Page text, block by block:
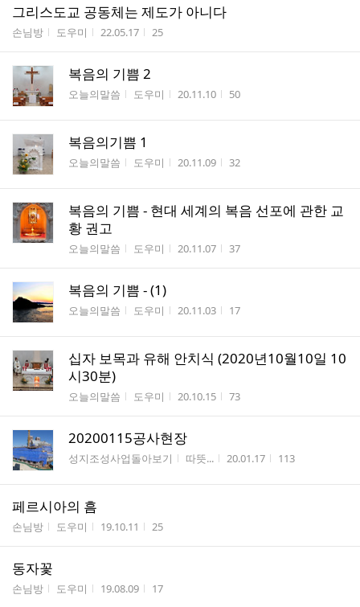
그리스도교 공동체는 제도가 아니다
게시판명
손님방 작성자
도우미 작성시간
22.05.17 조회수
25
복음의 기쁨 2
게시판명
오늘의말씀 작성자
도우미 작성시간
20.11.10 조회수
50
복음의기쁨 1
게시판명
오늘의말씀 작성자
도우미 작성시간
20.11.09 조회수
32
복음의 기쁨 - 현대 세계의 복음 선포에 관한 교
황 권고
게시판명
오늘의말씀 작성자
도우미 작성시간
20.11.07 조회수
37
복음의 기쁨 - (1)
게시판명
오늘의말씀 작성자
도우미 작성시간
20.11.03 조회수
17
십자 보목과 유해 안치식 (2020년10월10일 10
시30분)
게시판명
오늘의말씀 작성자
도우미 작성시간
20.10.15 조회수
73
20200115공사현장
게시판명
성지조성사업돌아보기 작성자
따뜻... 작성시간
20.01.17 조회수
113
페르시아의 흠
게시판명
손님방 작성자
도우미 작성시간
19.10.11 조회수
25
동자꽃
게시판명
손님방 작성자
도우미 작성시간
19.08.09 조회수
17